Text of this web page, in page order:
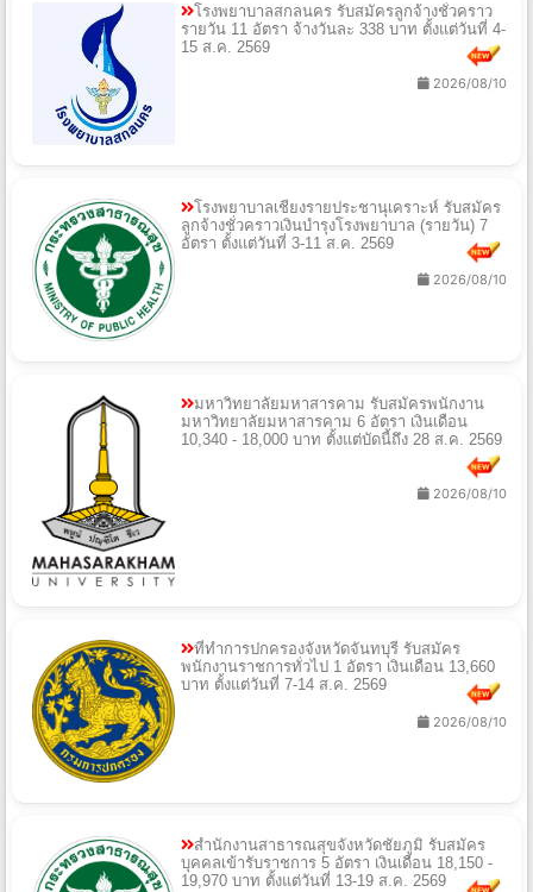
โรงพยาบาลสกลนคร รับสมัครลูกจ้างชั่วคราว
รายวัน 11 อัตรา จ้างวันละ 338 บาท ตั้งแต่วันที่ 4-
15 ส.ค. 2569
2026/08/10
โรงพยาบาลเชียงรายประชานุเคราะห์ รับสมัคร
ลูกจ้างชั่วคราวเงินบำรุงโรงพยาบาล (รายวัน) 7
อัตรา ตั้งแต่วันที่ 3-11 ส.ค. 2569
2026/08/10
มหาวิทยาลัยมหาสารคาม รับสมัครพนักงาน
มหาวิทยาลัยมหาสารคาม 6 อัตรา เงินเดือน
10,340 - 18,000 บาท ตั้งแต่บัดนี้ถึง 28 ส.ค. 2569
2026/08/10
ที่ทำการปกครองจังหวัดจันทบุรี รับสมัคร
พนักงานราชการทั่วไป 1 อัตรา เงินเดือน 13,660
บาท ตั้งแต่วันที่ 7-14 ส.ค. 2569
2026/08/10
สำนักงานสาธารณสุขจังหวัดชัยภูมิ รับสมัคร
บุคคลเข้ารับราชการ 5 อัตรา เงินเดือน 18,150 -
19,970 บาท ตั้งแต่วันที่ 13-19 ส.ค. 2569